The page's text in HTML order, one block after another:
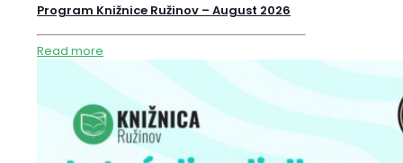
Program Knižnice Ružinov – August 2026
Read more